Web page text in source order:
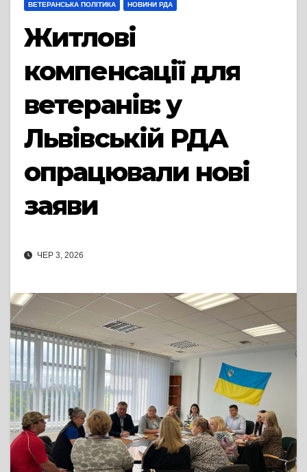
ВЕТЕРАНСЬКА ПОЛІТИКА НОВИНИ РДА
Житлові
компенсації для
ветеранів: у
Львівській РДА
опрацювали нові
заяви
ЧЕР 3, 2026